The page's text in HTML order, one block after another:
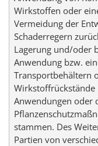
Wirkstoffen oder
Vermeidung der
Schaderregern
Lagerung und/oder
Anwendung bzw.
Transportbehältern
Wirkstoffrückstände
Anwendungen oder
stammen. Des
Partien von